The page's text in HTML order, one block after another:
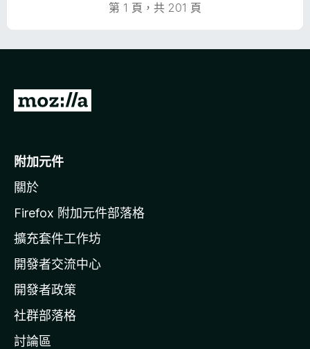
第 1 頁，共 201 頁
前
o
i
l
a
官
網
附加元件
關於
Firefox 附加元件部落格
擴充套件工作坊
開發者交流中心
開發者政策
社群部落格
討論區